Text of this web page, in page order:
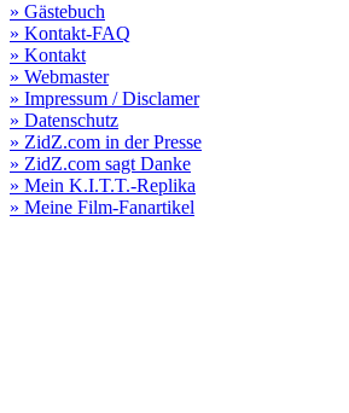
» Gästebuch
» Kontakt-FAQ
» Kontakt
» Webmaster
» Impressum / Disclamer
» Datenschutz
» ZidZ.com in der Presse
» ZidZ.com sagt Danke
» Mein K.I.T.T.-Replika
» Meine Film-Fanartikel